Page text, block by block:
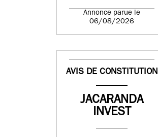
Annonce parue le
06/08/2026
AVIS DE CONSTITUTION
JACARANDA
INVEST